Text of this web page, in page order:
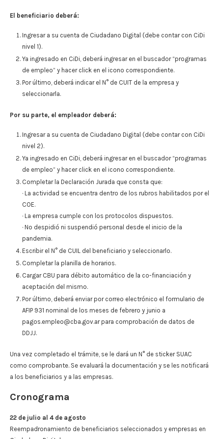
El beneficiario deberá:
Ingresar a su cuenta de Ciudadano Digital (debe contar con CiDi
nivel 1).
Ya ingresado en CiDi, deberá ingresar en el buscador “programas
de empleo” y hacer click en el icono correspondiente.
Por último, deberá indicar el N° de CUIT de la empresa y
seleccionarla.
Por su parte, el empleador deberá:
Ingresar a su cuenta de Ciudadano Digital (debe contar con CiDi
nivel 2).
Ya ingresado en CiDi, deberá ingresar en el buscador “programas
de empleo” y hacer click en el icono correspondiente.
Completar la Declaración Jurada que consta que:
· La actividad se encuentra dentro de los rubros habilitados por el
COE.
· La empresa cumple con los protocolos dispuestos.
· No despidió ni suspendió personal desde el inicio de la
pandemia.
Escribir el N° de CUIL del beneficiario y seleccionarlo.
Completar la planilla de horarios.
Cargar CBU para débito automático de la co-financiación y
aceptación del mismo.
Por último, deberá enviar por correo electrónico el formulario de
AFIP 931 nominal de los meses de febrero y junio a
pagos.empleo@cba.gov.arpara comprobación de datos de
DDJJ.
Una vez completado el trámite, se le dará un N° de sticker SUAC
como comprobante. Se evaluará la documentación y se les notificará
a los beneficiarios y a las empresas.
Cronograma
22 de julio al 4 de agosto
Reempadronamiento de beneficiarios seleccionados y empresas en